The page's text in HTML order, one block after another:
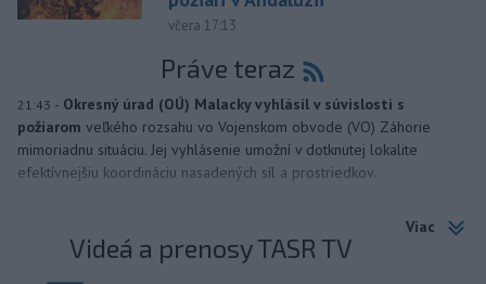
včera 17:13
Práve teraz
21:43 - Okresný úrad (OÚ) Malacky vyhlásil v súvislosti s
požiarom veľkého rozsahu vo Vojenskom obvode (VO) Záhorie
mimoriadnu situáciu. Jej vyhlásenie umožní v dotknutej lokalite
efektívnejšiu koordináciu nasadených síl a prostriedkov.
Viac
Videá a prenosy TASR TV